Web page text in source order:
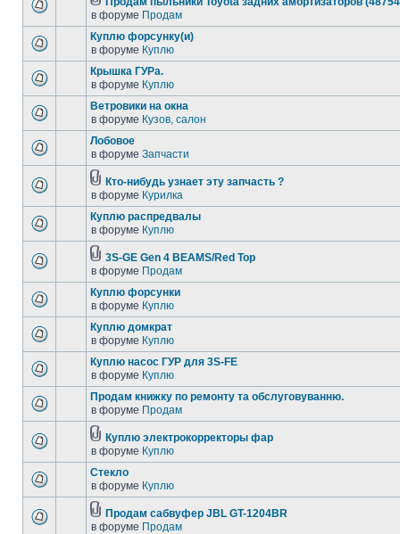
в форуме Продам
Куплю форсунку(и)
в форуме Куплю
Крышка ГУРа.
в форуме Куплю
Ветровики на окна
в форуме Кузов, салон
Лобовое
в форуме Запчасти
Кто-нибудь узнает эту запчасть ?
в форуме Курилка
Куплю распредвалы
в форуме Куплю
3S-GE Gen 4 BEAMS/Red Top
в форуме Продам
Куплю форсунки
в форуме Куплю
Куплю домкрат
в форуме Куплю
Куплю насос ГУР для 3S-FE
в форуме Куплю
Продам книжку по ремонту та обслуговуванню.
в форуме Продам
Куплю электрокорректоры фар
в форуме Куплю
Стекло
в форуме Куплю
Продам сабвуфер JBL GT-1204BR
в форуме Продам